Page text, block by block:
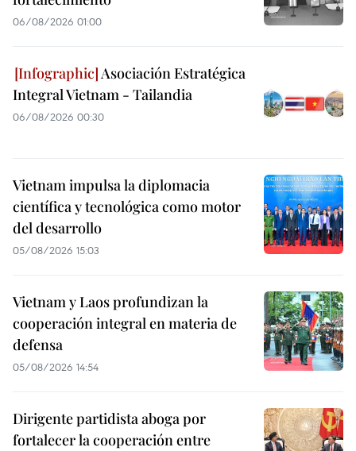
06/08/2026 01:00
Asociación Estratégica
Integral Vietnam - Tailandia
06/08/2026 00:30
Vietnam impulsa la diplomacia
científica y tecnológica como motor
del desarrollo
05/08/2026 15:03
Vietnam y Laos profundizan la
cooperación integral en materia de
defensa
05/08/2026 14:54
Dirigente partidista aboga por
fortalecer la cooperación entre